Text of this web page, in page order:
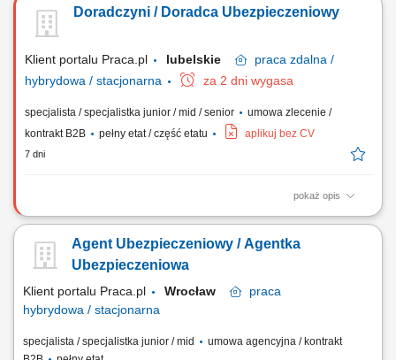
życie, majątkowe, grupowe). Będziesz przygotowywać oferty
ubezpieczeniowe i prowadzić spotkania z klientami. Twoim zadaniem
Doradczyni / Doradca Ubezpieczeniowy
Klient portalu Praca.pl lubelskie praca zdalna /
hybrydowa / stacjonarna
za 2 dni wygasa
specjalista / specjalistka junior / mid / senior
umowa zlecenie /
kontrakt B2B
pełny etat / część etatu aplikuj bez CV
7 dni
pokaż opis
Aktywne pozyskiwanie klientów i sprzedaż produktów
Przygotowywanie ofert i prowadzenie spotkań sprzedażowych. Analiza
potrzeb klienta i rekomendowanie dopasowanych rozwiązań.
Agent Ubezpieczeniowy / Agentka
Ubezpieczeniowa
Klient portalu Praca.pl Wrocław
praca
hybrydowa / stacjonarna
specjalista / specjalistka junior / mid
umowa agencyjna / kontrakt